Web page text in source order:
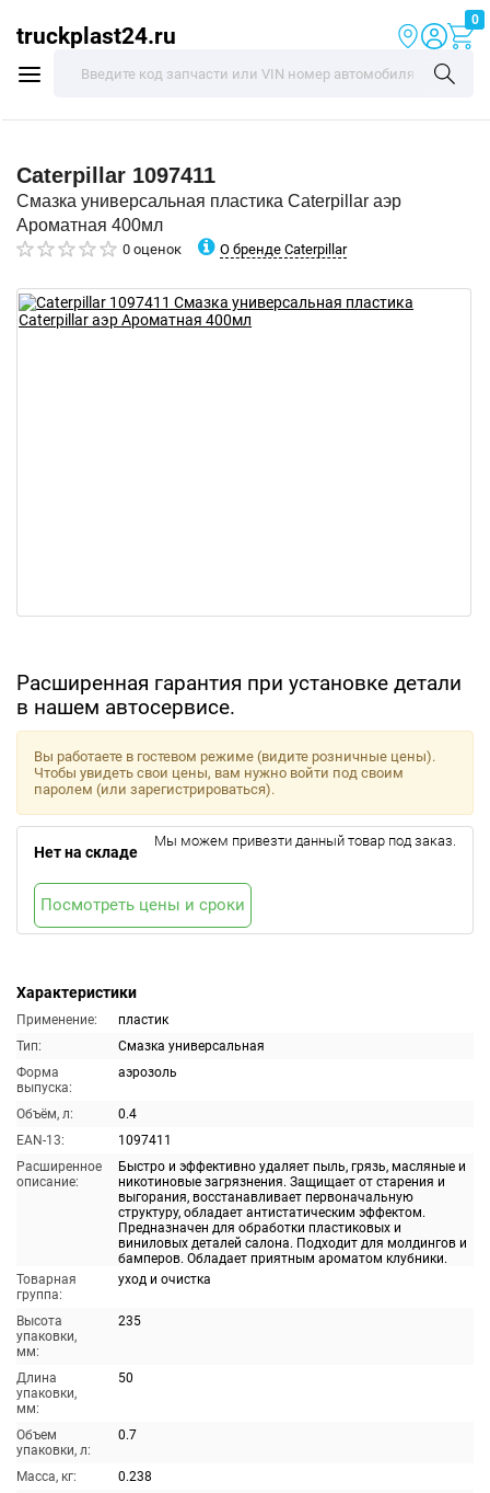
truckplast24.ru
0
Caterpillar 1097411
Смазка универсальная пластика Caterpillar аэр
Ароматная 400мл
0 оценок О бренде Caterpillar
Расширенная гарантия при установке детали
в нашем автосервисе.
Характеристики
Применение:
пластик
Тип:
Смазка универсальная
Форма
выпуска:
аэрозоль
Объём, л:
0.4
EAN-13:
1097411
Расширенное
описание:
Быстро и эффективно удаляет пыль, грязь, масляные и
никотиновые загрязнения. Защищает от старения и
выгорания, восстанавливает первоначальную
структуру, обладает антистатическим эффектом.
Предназначен для обработки пластиковых и
виниловых деталей салона. Подходит для молдингов и
бамперов. Обладает приятным ароматом клубники.
Товарная
группа:
уход и очистка
Высота
упаковки,
мм:
235
Длина
упаковки,
мм:
50
Объем
упаковки, л:
0.7
Масса, кг:
0.238
Вы работаете в гостевом режиме (видите розничные цены).
Чтобы увидеть свои цены, вам нужно войти под своим
паролем (или зарегистрироваться).
Нет на складе
Мы можем привезти данный товар под заказ.
Посмотреть цены и сроки